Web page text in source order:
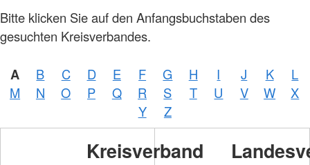
Bitte klicken Sie auf den Anfangsbuchstaben des
gesuchten Kreisverbandes.
A B C D E F G H I J K
L
M
N O P Q R S T U V W
X
Y
Z
Kreisverband